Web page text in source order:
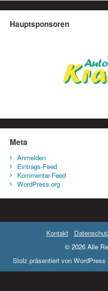
Hauptsponsoren
Meta
Anmelden
Eintrags-Feed
Kommentar-Feed
WordPress.org
Kontakt
© 2026 Alle
Stolz präsentiert von WordPress